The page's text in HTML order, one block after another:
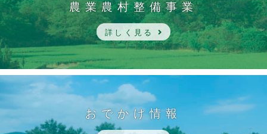
農業農村整備事業
詳しく見る
おでかけ情報